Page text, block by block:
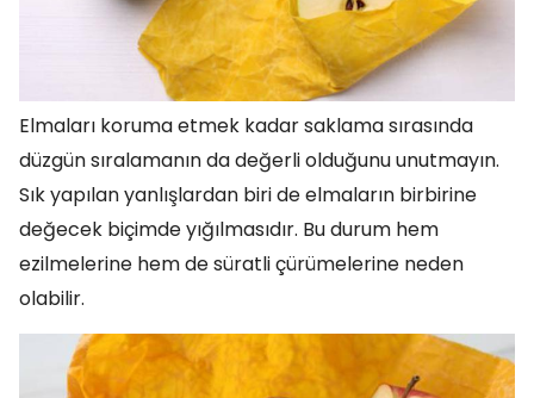
Elmaları koruma etmek kadar saklama sırasında
düzgün sıralamanın da değerli olduğunu unutmayın.
Sık yapılan yanlışlardan biri de elmaların birbirine
değecek biçimde yığılmasıdır. Bu durum hem
ezilmelerine hem de süratli çürümelerine neden
olabilir.